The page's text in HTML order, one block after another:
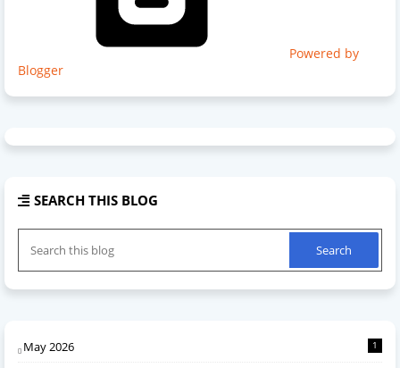
Powered by
Blogger
SEARCH THIS BLOG
May 2026 1